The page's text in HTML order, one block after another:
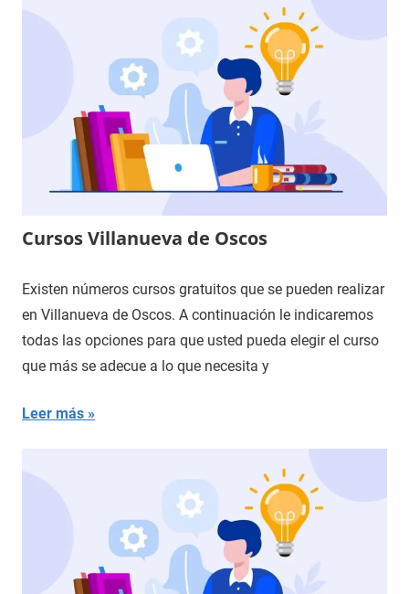
Cursos Villanueva de Oscos
Existen números cursos gratuitos que se pueden realizar
en Villanueva de Oscos. A continuación le indicaremos
todas las opciones para que usted pueda elegir el curso
que más se adecue a lo que necesita y
Leer más